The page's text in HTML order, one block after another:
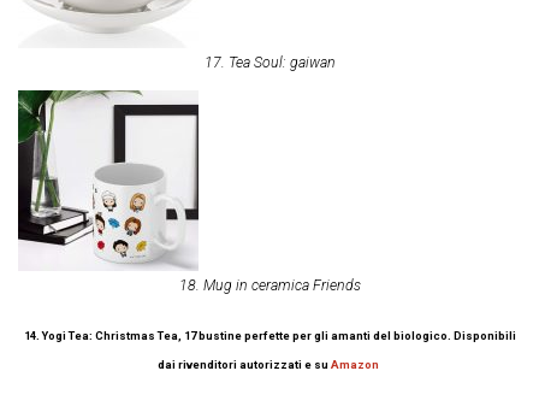
17. Tea Soul: gaiwan
18. Mug in ceramica Friends
14. Yogi Tea: Christmas Tea, 17 bustine perfette per gli amanti del biologico. Disponibili
dai rivenditori autorizzati e su Amazon